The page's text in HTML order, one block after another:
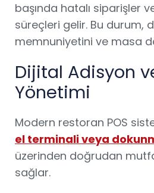
başında hatalı siparişler
süreçleri gelir. Bu durum,
memnuniyetini ve masa
Dijital Adisyon
Yönetimi
Modern restoran POS
el terminali veya
üzerinden doğrudan
sağlar.